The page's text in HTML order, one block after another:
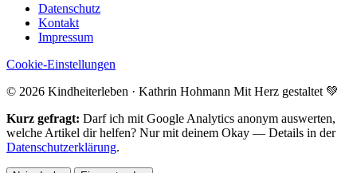
Datenschutz
Kontakt
Impressum
Cookie-Einstellungen
© 2026 Kindheiterleben · Kathrin Hohmann Mit Herz gestaltet 💚
Kurz gefragt: Darf ich mit Google Analytics anonym auswerten,
welche Artikel dir helfen? Nur mit deinem Okay — Details in der
Datenschutzerklärung.